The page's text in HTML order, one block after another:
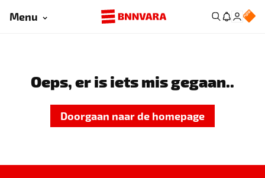
Menu
Oeps, er is iets mis gegaan..
Doorgaan naar de homepage